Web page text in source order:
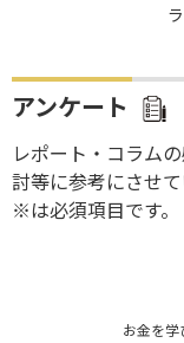
アンケート
レポート・コラム
討等に参考にさせて
※は必須項目です。
お金を学